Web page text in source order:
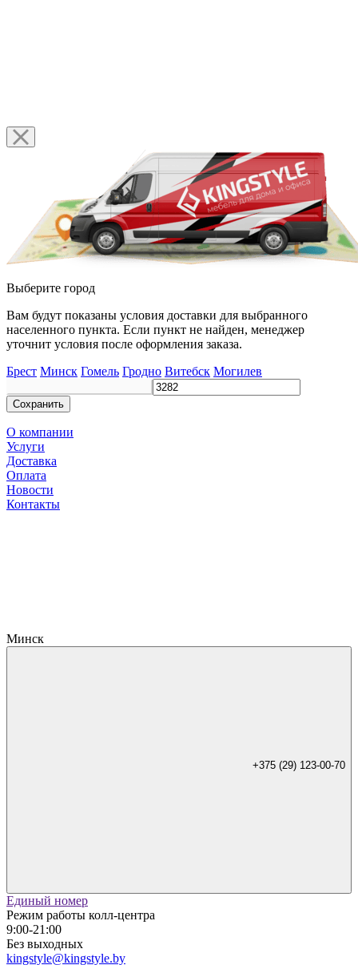
Выберите город
Вам будут показаны условия доставки для выбранного
населенного пункта. Если пункт не найден, менеджер
уточнит условия после оформления заказа.
Брест Минск Гомель Гродно Витебск Могилев
Сохранить
О компании
Услуги
Доставка
Оплата
Новости
Контакты
Минск
+375 (29) 123-00-70
Единый номер
Режим работы колл-центра
9:00-21:00
Без выходных
kingstyle@kingstyle.by